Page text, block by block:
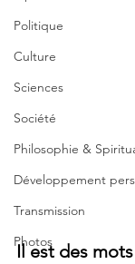
Politique
Culture
Sciences
Société
Philosophie &
Développement
Transmission
Photos
Il est des